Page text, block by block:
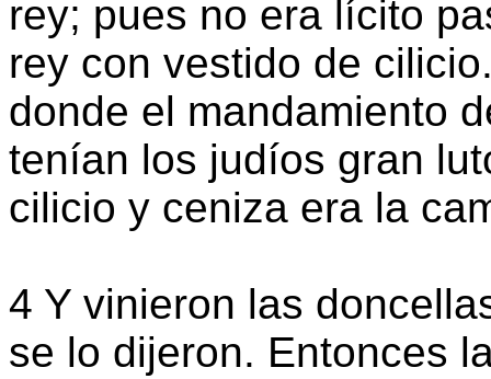
rey; pues no era lícito
rey con vestido de
donde el mandamiento
tenían los judíos gran
cilicio y ceniza era la
4 Y vinieron las
se lo dijeron. Entonces